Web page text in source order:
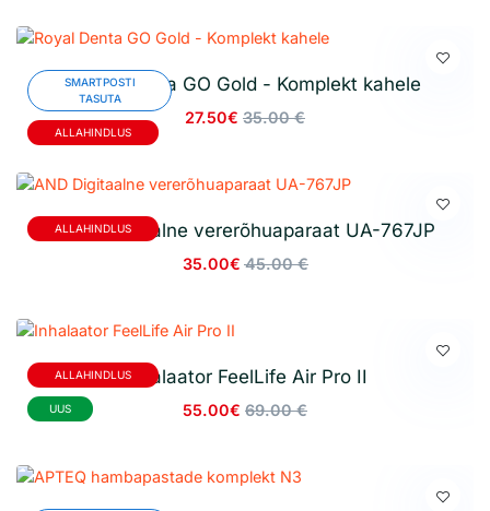
SMARTPOSTI
TASUTA
ALLAHINDLUS
Royal Denta GO Gold - Komplekt kahele
27.50€ 35.00 €
ALLAHINDLUS
AND Digitaalne vererõhuaparaat UA-767JP
35.00€ 45.00 €
ALLAHINDLUS
UUS
Inhalaator FeelLife Air Pro II
55.00€ 69.00 €